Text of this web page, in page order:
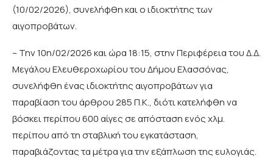
(10/02/2026), συνελήφθη και ο ιδιοκτήτης των
αιγοπροβάτων.
– Την 10η/02/2026 και ώρα 18:15, στην Περιφέρεια του Δ.Δ.
Μεγάλου Ελευθεροχωρίου του Δήμου Ελασσόνας,
συνελήφθη ένας ιδιοκτήτης αιγοπροβάτων για
παραβίαση του άρθρου 285 Π.Κ., διότι κατελήφθη να
βόσκει περίπου 600 αίγες σε απόσταση ενός χλμ.
περίπου από τη σταβλική του εγκατάσταση,
παραβιάζοντας τα μέτρα για την εξάπλωση της ευλογιάς.